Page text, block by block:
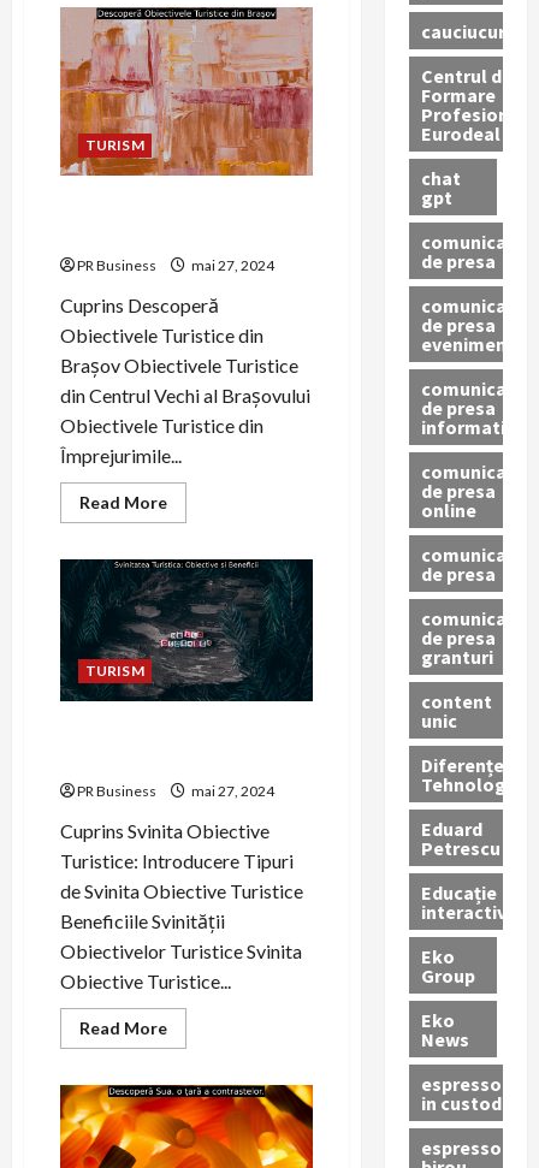
Hategul
–
Orașul
cu
o
istorie
bogată
și
obiective
turistice
TURISM
PR Business mai 27, 2024
Cuprins Descoperă
Obiectivele Turistice din
Brașov Obiectivele Turistice
din Centrul Vechi al Brașovului
Obiectivele Turistice din
Împrejurimile...
Read MoreRead
more
Obiectivele
Turistice
din
Brașov
TURISM
PR Business mai 27, 2024
Cuprins Svinita Obiective
Turistice: Introducere Tipuri
de Svinita Obiective Turistice
Beneficiile Svinității
Obiectivelor Turistice Svinita
Obiective Turistice...
Read MoreRead
more
Turistica:
Obiective
si
Beneficii
cauciucuri
Centrul de
Formare
Profesionala
Eurodeal
chat
gpt
comunicat
de presa
comunicat
de presa
eveniment
comunicat
de presa
informativ
comunicat
de presa
online
comunicate
de presa
comunicate
de presa
granturi
content
unic
Diferențe
Tehnologice
Eduard
Petrescu
Educație
interactivă
Eko
Group
Eko
News
espressoare
in custodie
espressor